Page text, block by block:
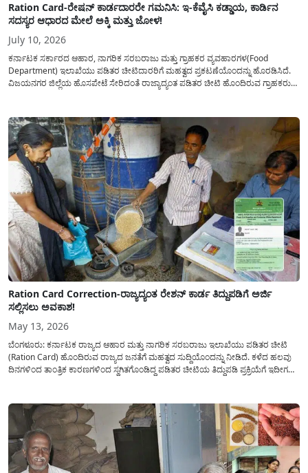
Ration Card-ರೇಷನ್ ಕಾರ್ಡದಾರರೇ ಗಮನಿಸಿ: ಇ-ಕೆವೈಸಿ ಕಡ್ಡಾಯ, ಕಾರ್ಡಿನ
ಸದಸ್ಯರ ಆಧಾರದ ಮೇಲೆ ಅಕ್ಕಿ ಮತ್ತು ಜೋಳ!
July 10, 2026
ಕರ್ನಾಟಕ ಸರ್ಕಾರದ ಆಹಾರ, ನಾಗರಿಕ ಸರಬರಾಜು ಮತ್ತು ಗ್ರಾಹಕರ ವ್ಯವಹಾರಗಳ(Food
Department) ಇಲಾಖೆಯು ಪಡಿತರ ಚೀಟಿದಾರರಿಗೆ ಮಹತ್ವದ ಪ್ರಕಟಣೆಯೊಂದನ್ನು ಹೊರಡಿಸಿದೆ.
ವಿಜಯನಗರ ಜಿಲ್ಲೆಯ ಹೊಸಪೇಟೆ ಸೇರಿದಂತೆ ರಾಜ್ಯಾದ್ಯಂತ ಪಡಿತರ ಚೀಟಿ ಹೊಂದಿರುವ ಗ್ರಾಹಕರು
Ration Card Correction-ರಾಜ್ಯದ್ಯಂತ ರೇಶನ್ ಕಾರ್ಡ ತಿದ್ದುಪಡಿಗೆ ಅರ್ಜಿ
ಸಲ್ಲಿಸಲು ಅವಕಾಶ!
May 13, 2026
ಬೆಂಗಳೂರು: ಕರ್ನಾಟಕ ರಾಜ್ಯದ ಆಹಾರ ಮತ್ತು ನಾಗರಿಕ ಸರಬರಾಜು ಇಲಾಖೆಯು ಪಡಿತರ ಚೀಟಿ
(Ration Card) ಹೊಂದಿರುವ ರಾಜ್ಯದ ಜನತೆಗೆ ಮಹತ್ವದ ಸುದ್ದಿಯೊಂದನ್ನು ನೀಡಿದೆ. ಕಳೆದ ಹಲವು
ದಿನಗಳಿಂದ ತಾಂತ್ರಿಕ ಕಾರಣಗಳಿಂದ ಸ್ಥಗಿತಗೊಂಡಿದ್ದ ಪಡಿತರ ಚೀಟಿಯ ತಿದ್ದುಪಡಿ ಪ್ರಕ್ರಿಯೆಗೆ ಇದೀಗ